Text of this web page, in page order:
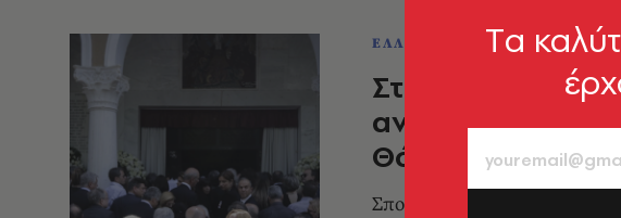
ΕΛΛΑΔΑ
Στιγμές
αντίο του
Θόδωρου
Σπουδαίος επιχειρηματίας
Tα